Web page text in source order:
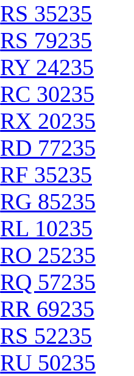
RS 35235
RS 79235
RY 24235
RC 30235
RX 20235
RD 77235
RF 35235
RG 85235
RL 10235
RO 25235
RQ 57235
RR 69235
RS 52235
RU 50235